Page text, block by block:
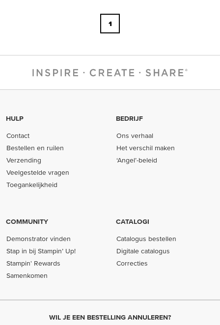
1
HULP
Contact
Bestellen en ruilen
Verzending
Veelgestelde vragen
Toegankelijkheid
BEDRIJF
Ons verhaal
Het verschil maken
‘Angel’-beleid
COMMUNITY
Demonstrator vinden
Stap in bij Stampin’ Up!
Stampin' Rewards
Samenkomen
CATALOGI
Catalogus bestellen
Digitale catalogus
Correcties
WIL JE EEN BESTELLING ANNULEREN?